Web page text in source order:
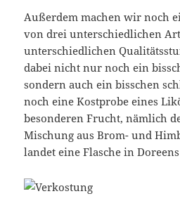
Außerdem machen wir noch
von drei unterschiedlichen
unterschiedlichen
dabei nicht nur noch ein
sondern auch ein bisschen
noch eine Kostprobe eines
besonderen Frucht, nämlich
Mischung aus Brom- und
landet eine Flasche in